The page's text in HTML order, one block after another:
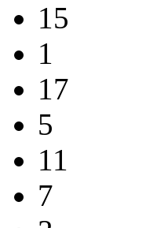
15
1
17
5
11
7